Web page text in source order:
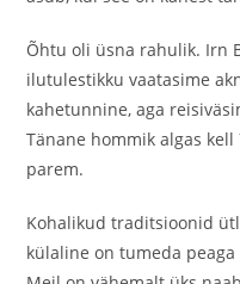
Õhtu oli üsna rahulik. Irn
ilutulestikku vaatasime
kahetunnine, aga
Tänane hommik algas
parem.
Kohalikud traditsioonid
külaline on tumeda